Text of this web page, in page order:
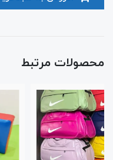
محصولات مرتبط